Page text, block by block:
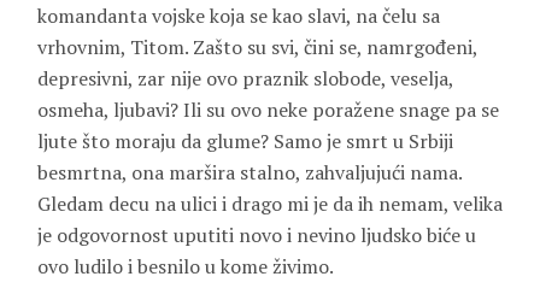
komandanta vojske koja se kao slavi, na čelu sa
vrhovnim, Titom. Zašto su svi, čini se, namrgođeni,
depresivni, zar nije ovo praznik slobode, veselja,
osmeha, ljubavi? Ili su ovo neke poražene snage pa se
ljute što moraju da glume? Samo je smrt u Srbiji
besmrtna, ona maršira stalno, zahvaljujući nama.
Gledam decu na ulici i drago mi je da ih nemam, velika
je odgovornost uputiti novo i nevino ljudsko biće u
ovo ludilo i besnilo u kome živimo.